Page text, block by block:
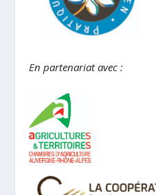
En partenariat avec :